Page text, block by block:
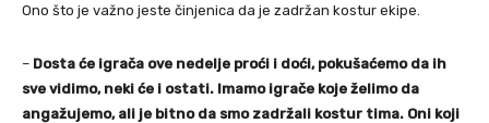
Ono što je važno jeste činjenica da je zadržan kostur ekipe.
– Dosta će igrača ove nedelje proći i doći, pokušaćemo da ih
sve vidimo, neki će i ostati. Imamo igrače koje želimo da
angažujemo, ali je bitno da smo zadržali kostur tima. Oni koji